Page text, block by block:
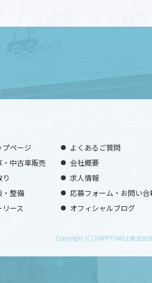
プページ
・中古車販売
り
・整備
リース
よくあるご質問
会社概要
求人情報
応募フォーム・お問い合
オフィシャルブログ
Copyright (C) HAPPYSMILE株式会